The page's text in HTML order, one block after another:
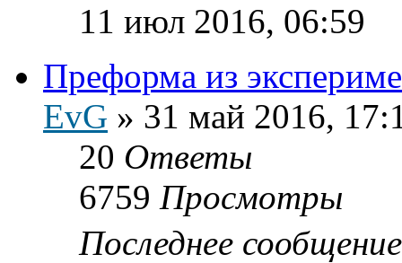
11 июл 2016, 06:59
Преформа из
EvG » 31 май 2016,
20 Ответы
6759 Просмотры
Последнее